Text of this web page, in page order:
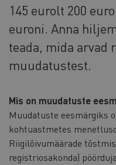
145 eurolt 200
euroni. Anna
teada, mida arvad
muudatustest.
Mis on muudatuste
Muudatuste eesmärgiks
kohtuastmetes
Riigilõivumäärade
registriosakonda)